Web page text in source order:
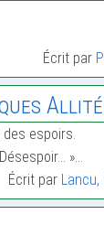
Écrit par
espoirs.
»…
Écrit par